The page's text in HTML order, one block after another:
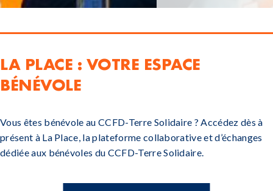
LA PLACE : VOTRE ESPACE
BÉNÉVOLE
Vous êtes bénévole au CCFD-Terre Solidaire ? Accédez dès à
présent à La Place, la plateforme collaborative et d’échanges
dédiée aux bénévoles du CCFD-Terre Solidaire.